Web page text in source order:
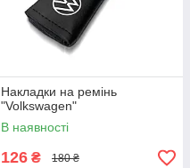
Накладки на ремінь
"Volkswagen"
В наявності
126 ₴ 180 ₴